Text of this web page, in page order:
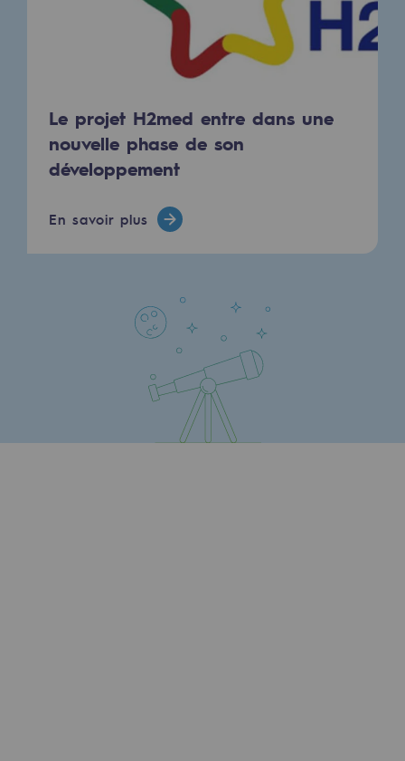
Santé et sécurité au travail
Sécurité industrielle
Gouvernance responsable
CADRE, le programme gouvernance
Organisation
Fonds de dotation
Fonds de dotation
Présentation du fonds de dotation
Gouvernance du fonds de dotation et
Le projet H2med entre dans une
nouvelle phase de son
développement
En savoir plus